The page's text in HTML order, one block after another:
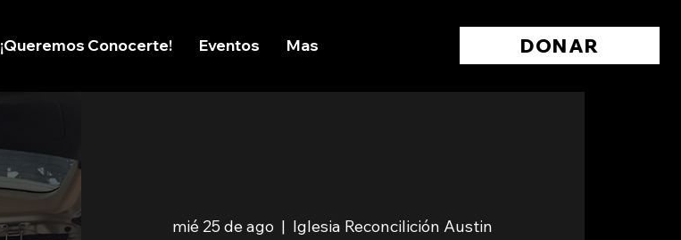
¡Queremos Conocerte! Eventos Mas DONAR
mié 25 de ago
  |
Iglesia Reconcilición Austin